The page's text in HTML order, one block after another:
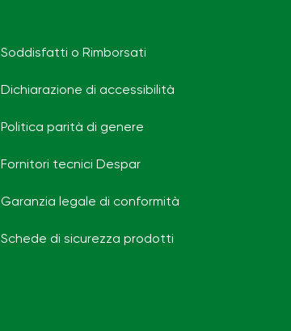
Soddisfatti o Rimborsati
Dichiarazione di accessibilità
Politica parità di genere
Fornitori tecnici Despar
Garanzia legale di conformità
Schede di sicurezza prodotti